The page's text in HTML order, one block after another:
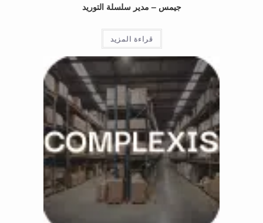
جيمس – مدير سلسلة التوريد
قراءة المزيد